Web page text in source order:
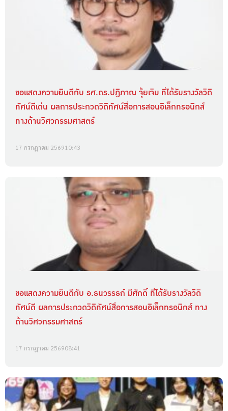
ขอแสดงความยินดีกับ รศ.ดร.ปฏิภาณ จุ้ยเจิม ที่ได้รับรางวัลวิดิ
ทัศน์ดีเด่น ผลการประกวดวิดิทัศน์สื่อการสอนอิเล็กทรอนิกส์
ทางด้านวิศวกรรมศาสตร์
17 กรกฎาคม 256910:43
ขอแสดงความยินดีกับ อ.ธนวรรธก์ มีศักดิ์ ที่ได้รับรางวัลวิดิ
ทัศน์ดี ผลการประกวดวิดิทัศน์สื่อการสอนอิเล็กทรอนิกส์ ทาง
ด้านวิศวกรรมศาสตร์
17 กรกฎาคม 256908:41